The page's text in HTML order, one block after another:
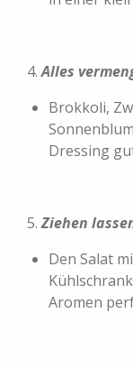
4.Alles
Brokkoli,
Dressing
5.Ziehen
Den Salat
Aromen